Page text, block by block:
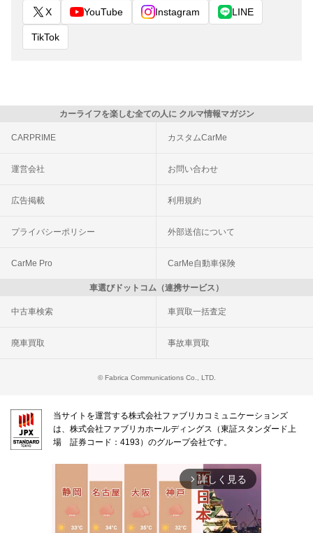
X YouTube Instagram LINE
TikTok
カーライフを楽しむ全ての人に クルマ情報マガジン
CARPRIME カスタムCarMe
運営会社 お問い合わせ
広告掲載 利用規約
プライバシーポリシー 外部送信について
CarMe Pro CarMe自動車保険
車選びドットコム（連携サービス）
中古車検索 車買取一括査定
廃車買取 事故車買取
© Fabrica Communications Co., LTD.
当サイトを運営する株式会社ファブリカコミュニケーションズ
は、株式会社ファブリカホールディングス（東証スタンダード上
場 証券コード：4193）のグループ会社です。
arrow_forward_ios 詳しく見る